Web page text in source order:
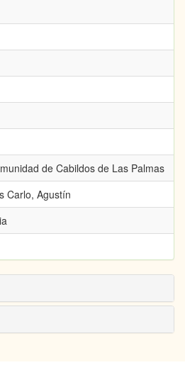
de Cabildos de Las Palmas
Carlo, Agustín